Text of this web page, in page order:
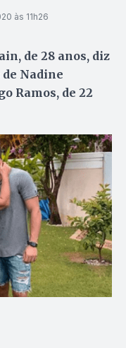
às 11h26
de 28 anos, diz
Nadine
Ramos, de 22